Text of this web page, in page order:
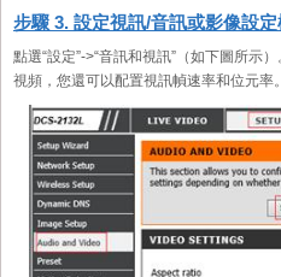
步驟 3. 設定視訊/音訊或影像設
點選“設定”->“音訊和視訊”（如下圖所示
視頻，您還可以配置視訊幀速率和位元率